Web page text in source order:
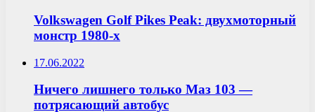
Volkswagen Golf Pikes Peak: двухмоторный
монстр 1980-х
17.06.2022
Ничего лишнего только Маз 103 —
потрясающий автобус